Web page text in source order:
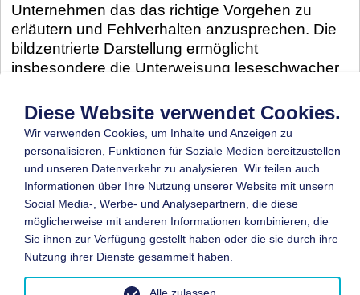
Unternehmen das das richtige Vorgehen zu
erläutern und Fehlverhalten anzusprechen. Die
bildzentrierte Darstellung ermöglicht
insbesondere die Unterweisung leseschwacher
Beschreibung
Datei
Sicherheitsunterweisung
- Umgang mit
Gefahrstoffen
Download(1,54 MB)
Diese Website verwendet Cookies.
Wir verwenden Cookies, um Inhalte und Anzeigen zu
personalisieren, Funktionen für Soziale Medien bereitzustellen
und unseren Datenverkehr zu analysieren. Wir teilen auch
Informationen über Ihre Nutzung unserer Website mit unsern
Social Media-, Werbe- und Analysepartnern, die diese
möglicherweise mit anderen Informationen kombinieren, die
Sie ihnen zur Verfügung gestellt haben oder die sie durch ihre
Nutzung ihrer Dienste gesammelt haben.